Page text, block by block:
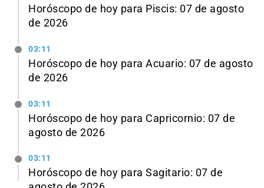
Horóscopo de hoy para Piscis: 07 de agosto
de 2026
03:11
Horóscopo de hoy para Acuario: 07 de agosto
de 2026
03:11
Horóscopo de hoy para Capricornio: 07 de
agosto de 2026
03:11
Horóscopo de hoy para Sagitario: 07 de